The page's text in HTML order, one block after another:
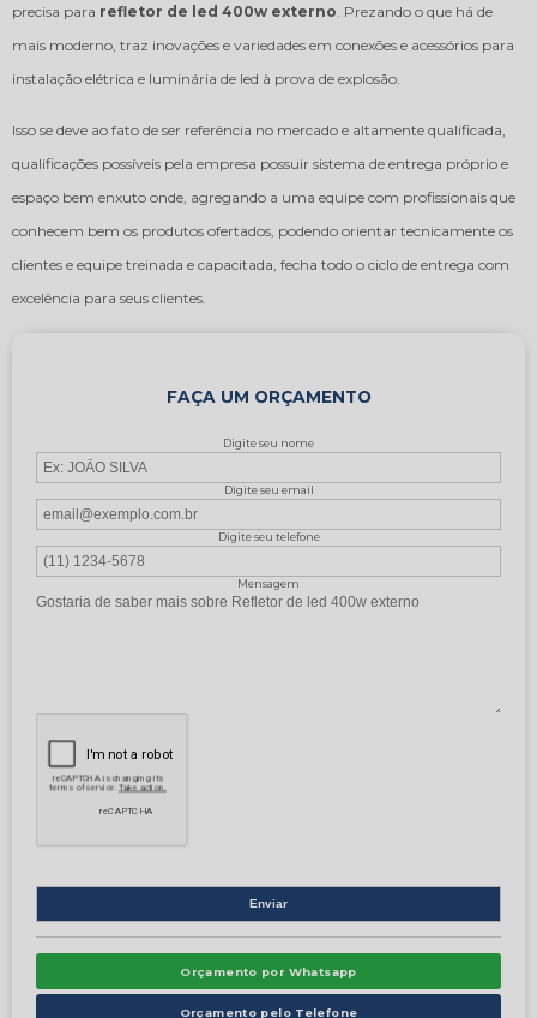
precisa para refletor de led 400w externo . Prezando o que há de
mais moderno, traz inovações e variedades em conexões e acessórios para
instalação elétrica e luminária de led à prova de explosão.
Isso se deve ao fato de ser referência no mercado e altamente qualificada,
qualificações possíveis pela empresa possuir sistema de entrega próprio e
espaço bem enxuto onde, agregando a uma equipe com profissionais que
conhecem bem os produtos ofertados, podendo orientar tecnicamente os
clientes e equipe treinada e capacitada, fecha todo o ciclo de entrega com
excelência para seus clientes.
FAÇA UM ORÇAMENTO
Digite seu nome
Digite seu email
Digite seu telefone
Mensagem
Orçamento por Whatsapp
Orçamento pelo Telefone